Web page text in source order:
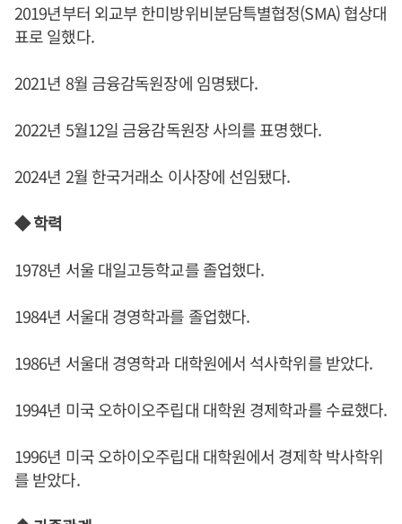
2019년부터 외교부 한미방위비분담특별협정(SMA) 협상대
표로 일했다.
2021년 8월 금융감독원장에 임명됐다.
2022년 5월12일 금융감독원장 사의를 표명했다.
2024년 2월 한국거래소 이사장에 선임됐다.
◆ 학력
1978년 서울 대일고등학교를 졸업했다.
1984년 서울대 경영학과를 졸업했다.
1986년 서울대 경영학과 대학원에서 석사학위를 받았다.
1994년 미국 오하이오주립대 대학원 경제학과를 수료했다.
1996년 미국 오하이오주립대 대학원에서 경제학 박사학위
를 받았다.